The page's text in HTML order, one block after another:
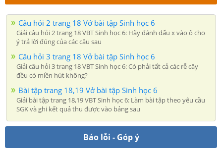
Câu hỏi 2 trang 18 Vở bài tập Sinh học 6
Giải câu hỏi 2 trang 18 VBT Sinh học 6: Hãy đánh dấu x vào ô cho
ý trả lời đúng của các câu sau
Câu hỏi 3 trang 18 Vở bài tập Sinh học 6
Giải câu hỏi 3 trang 18 VBT Sinh học 6: Có phải tất cả các rễ cây
đều có miền hút không?
Bài tập trang 18,19 Vở bài tập Sinh học 6
Giải bài tập trang 18,19 VBT Sinh học 6: Làm bài tập theo yêu cầu
SGK và ghi kết quả thu được vào bảng sau
Báo lỗi - Góp ý